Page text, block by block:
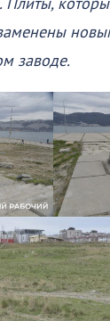
Плиты,
заводе.